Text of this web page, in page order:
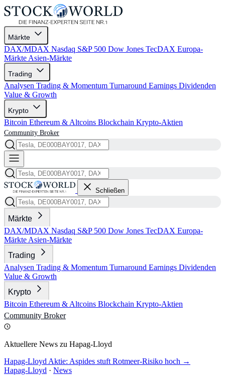
Märkte
DAX/MDAX Nasdaq S&P 500 Dow Jones TecDAX Europa-
Märkte Asien-Märkte
Trading
Analysen Trading & Momentum Turnaround Earnings Dividenden
Value & Growth
Krypto
Bitcoin Ethereum & Altcoins Blockchain Krypto-Aktien
Community Broker
Schließen
Märkte
DAX/MDAX Nasdaq S&P 500 Dow Jones TecDAX Europa-
Märkte Asien-Märkte
Trading
Analysen Trading & Momentum Turnaround Earnings Dividenden
Value & Growth
Krypto
Bitcoin Ethereum & Altcoins Blockchain Krypto-Aktien
Community Broker
Aktuellere News zu Hapag-Lloyd
Hapag-Lloyd Aktie: Aspides stuft Rotmeer-Risiko hoch →
Hapag-Lloyd · News